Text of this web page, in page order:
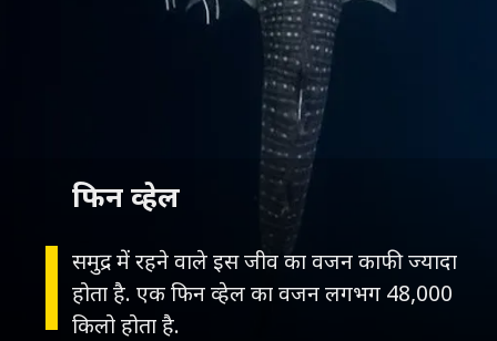
समुद्र में रहने वाले इस जीव का वजन काफी ज्यादा
होता है. एक फिन व्हेल का वजन लगभग 48,000
किलो होता है.
फिन व्हेल